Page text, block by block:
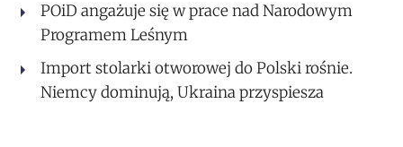
POiD angażuje się w prace nad Narodowym
Programem Leśnym
Import stolarki otworowej do Polski rośnie.
Niemcy dominują, Ukraina przyspiesza